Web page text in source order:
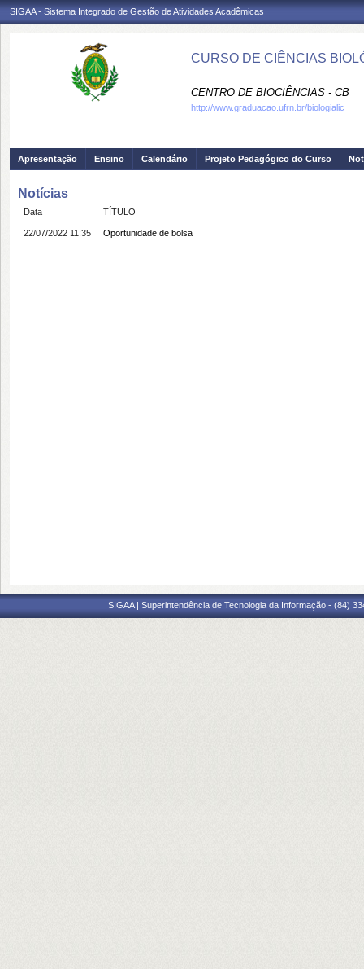
SIGAA - Sistema Integrado de Gestão de Atividades Acadêmicas
CURSO DE CIÊNCIAS
CENTRO DE BIOCIÊNCIAS - CB
http://www.graduacao.ufrn.br/biologialic
Apresentação Ensino Calendário Projeto Pedagógico do Curso
Notícias
Data TÍTULO
22/07/2022 11:35 Oportunidade de bolsa
SIGAA | Superintendência de Tecnologia da Informação - (84)